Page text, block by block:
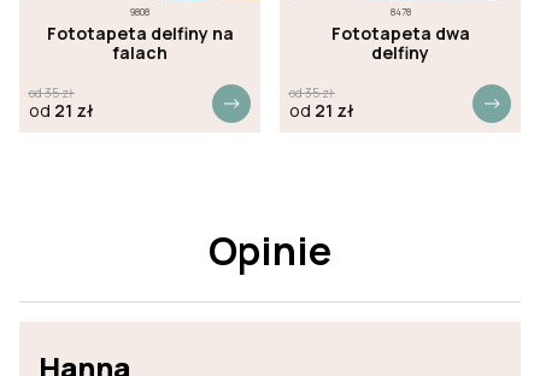
9808
Fototapeta delfiny na
falach
od35zł
od 21 zł
8478
Fototapeta dwa
delfiny
od35zł
od 21 zł
Opinie
Hanna